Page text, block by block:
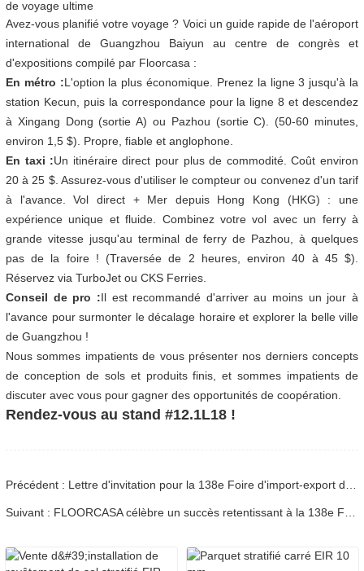
Avez-vous planifié votre voyage ? Voici un guide rapide de l'aéroport
international de Guangzhou Baiyun au centre de congrès et
d'expositions compilé par Floorcasa :
En métro :L'option la plus économique. Prenez la ligne 3 jusqu'à la
station Kecun, puis la correspondance pour la ligne 8 et descendez
à Xingang Dong (sortie A) ou Pazhou (sortie C). (50-60 minutes,
environ 1,5 $). Propre, fiable et anglophone.
En taxi :Un itinéraire direct pour plus de commodité. Coût environ
20 à 25 $. Assurez-vous d'utiliser le compteur ou convenez d'un tarif
à l'avance. Vol direct + Mer depuis Hong Kong (HKG) : une
expérience unique et fluide. Combinez votre vol avec un ferry à
grande vitesse jusqu'au terminal de ferry de Pazhou, à quelques
pas de la foire ! (Traversée de 2 heures, environ 40 à 45 $).
Réservez via TurboJet ou CKS Ferries.
Conseil de pro :Il est recommandé d'arriver au moins un jour à
l'avance pour surmonter le décalage horaire et explorer la belle ville
de Guangzhou !
Nous sommes impatients de vous présenter nos derniers concepts
de conception de sols et produits finis, et sommes impatients de
discuter avec vous pour gagner des opportunités de coopération.
Rendez-vous au stand #12.1L18 !